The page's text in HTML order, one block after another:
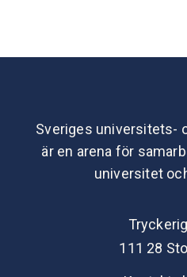
Sveriges universitets-
är en arena för
universitet
111 28